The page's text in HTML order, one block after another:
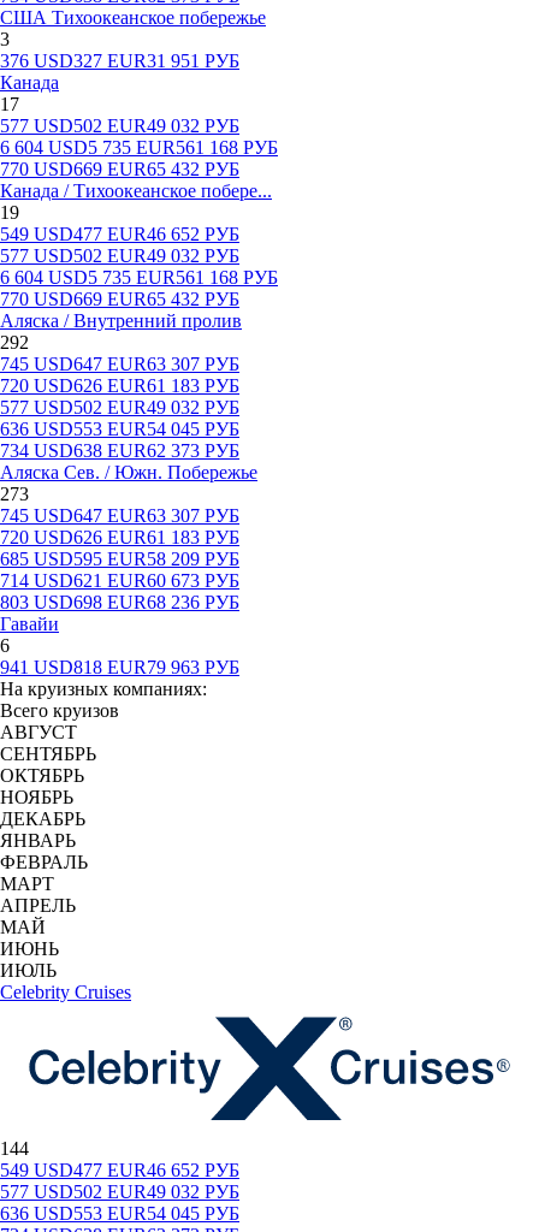
США Тихоокеанское побережье
3
376 USD327 EUR31 951 РУБ
Канада
17
577 USD502 EUR49 032 РУБ
6 604 USD5 735 EUR561 168 РУБ
770 USD669 EUR65 432 РУБ
Канада / Тихоокеанское побере...
19
549 USD477 EUR46 652 РУБ
577 USD502 EUR49 032 РУБ
6 604 USD5 735 EUR561 168 РУБ
770 USD669 EUR65 432 РУБ
Аляска / Внутренний пролив
292
745 USD647 EUR63 307 РУБ
720 USD626 EUR61 183 РУБ
577 USD502 EUR49 032 РУБ
636 USD553 EUR54 045 РУБ
734 USD638 EUR62 373 РУБ
Аляска Сев. / Южн. Побережье
273
745 USD647 EUR63 307 РУБ
720 USD626 EUR61 183 РУБ
685 USD595 EUR58 209 РУБ
714 USD621 EUR60 673 РУБ
803 USD698 EUR68 236 РУБ
Гавайи
6
941 USD818 EUR79 963 РУБ
На круизных компаниях:
Всего круизов
АВГУСТ
СЕНТЯБРЬ
ОКТЯБРЬ
НОЯБРЬ
ДЕКАБРЬ
ЯНВАРЬ
ФЕВРАЛЬ
МАРТ
АПРЕЛЬ
МАЙ
ИЮНЬ
ИЮЛЬ
Celebrity Cruises
144
549 USD477 EUR46 652 РУБ
577 USD502 EUR49 032 РУБ
636 USD553 EUR54 045 РУБ